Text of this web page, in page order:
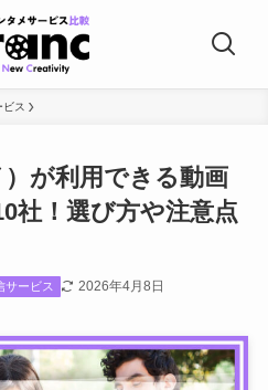
ス
が利用できる動画
社！選び方や注意点
サービス 2026年4月8日